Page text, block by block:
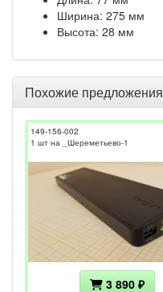
Ширина: 275 мм
Высота: 28 мм
Похожие предложения
149-156-002
1 шт на _Шереметьево-1
3 890 ₽